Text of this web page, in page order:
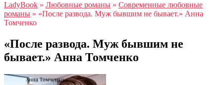
LadyBook » Любовные романы » Современные любовные
романы » «После развода. Муж бывшим не бывает.» Анна
Томченко
«После развода. Муж бывшим не
бывает.» Анна Томченко